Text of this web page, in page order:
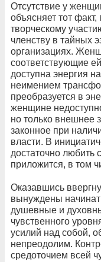
Отсутствие у
объясняет тот
творческому
членству в тайных
организациях.
соответствующие
доступна энергия
неимением
преобразуется в
женщине
но только внешнее
законное при
власти. В
достаточно любить
приложится, в том
Оказавшись
вынуждены
душевные и
чувственного
усилий над собой,
непреодолим.
средоточием всей